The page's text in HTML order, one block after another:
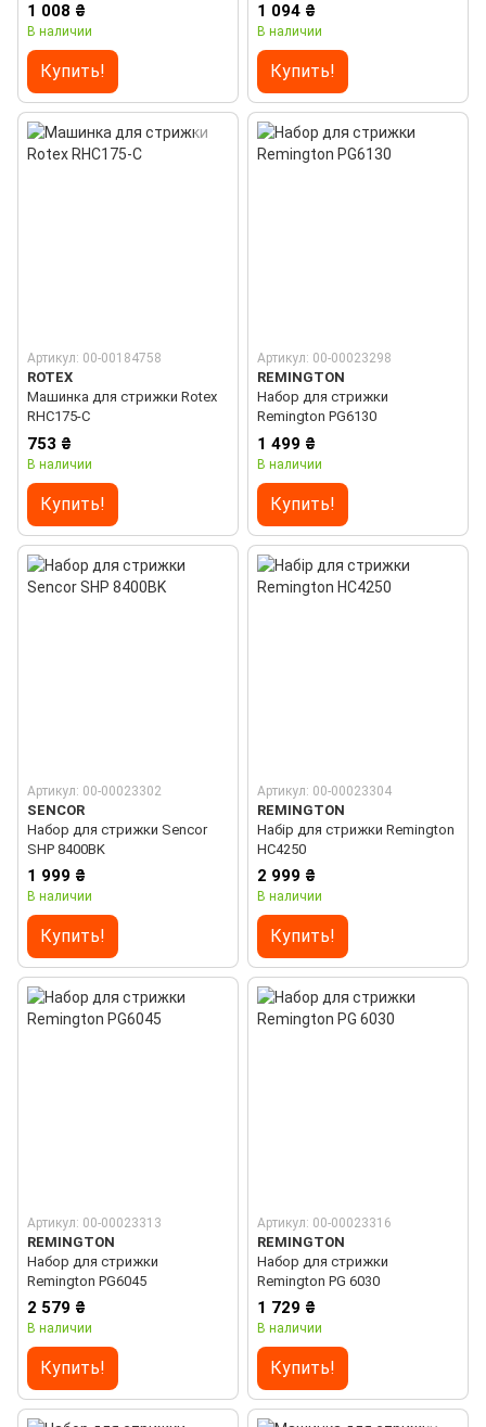
1 008 ₴
В наличии
Купить!
1 094 ₴
В наличии
Купить!
Артикул: 00-00184758
ROTEX
Машинка для стрижки Rotex
RHC175-C
753 ₴
В наличии
Купить!
Артикул: 00-00023298
REMINGTON
Набор для стрижки
Remington PG6130
1 499 ₴
В наличии
Купить!
Артикул: 00-00023302
SENCOR
Набор для стрижки Sencor
SHP 8400BK
1 999 ₴
В наличии
Купить!
Артикул: 00-00023304
REMINGTON
Набір для стрижки Remington
HC4250
2 999 ₴
В наличии
Купить!
Артикул: 00-00023313
REMINGTON
Набор для стрижки
Remington PG6045
2 579 ₴
В наличии
Купить!
Артикул: 00-00023316
REMINGTON
Набор для стрижки
Remington PG 6030
1 729 ₴
В наличии
Купить!